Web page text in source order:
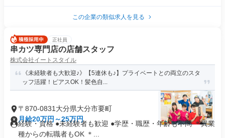
この企業の類似求人を見る
正社員
串カツ専門店の店舗スタッフ
株式会社イートスタイル
《未経験者も大歓迎♪》【5連休も♪】プライベートとの両立のスタ
ッフ活躍！ピアスOK！髪色自...
〒870-0831大分県大分市要町
月給20万円～25万円
経験・資格 ●未経験者も歓迎 ●学歴・職歴・年齢も不問 ＊異業
種からの転職者もOK ＊...